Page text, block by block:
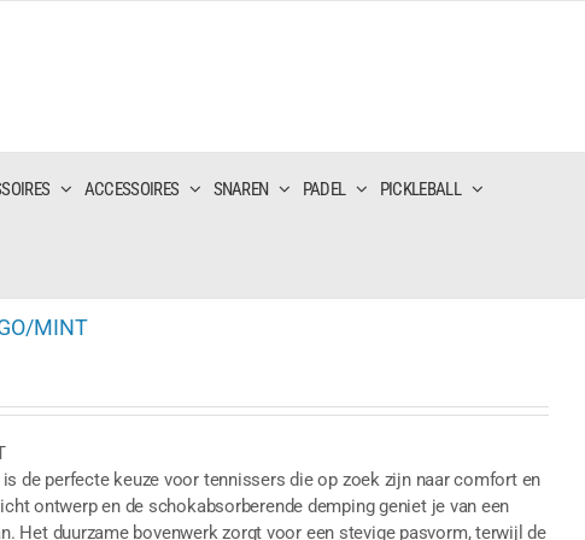
ACCESSOIRES SNAREN PADEL PICKLEBALL
MINT
de perfecte keuze voor tennissers die op zoek zijn naar comfort en
ontwerp en de schokabsorberende demping geniet je van een
Het duurzame bovenwerk zorgt voor een stevige pasvorm, terwijl de